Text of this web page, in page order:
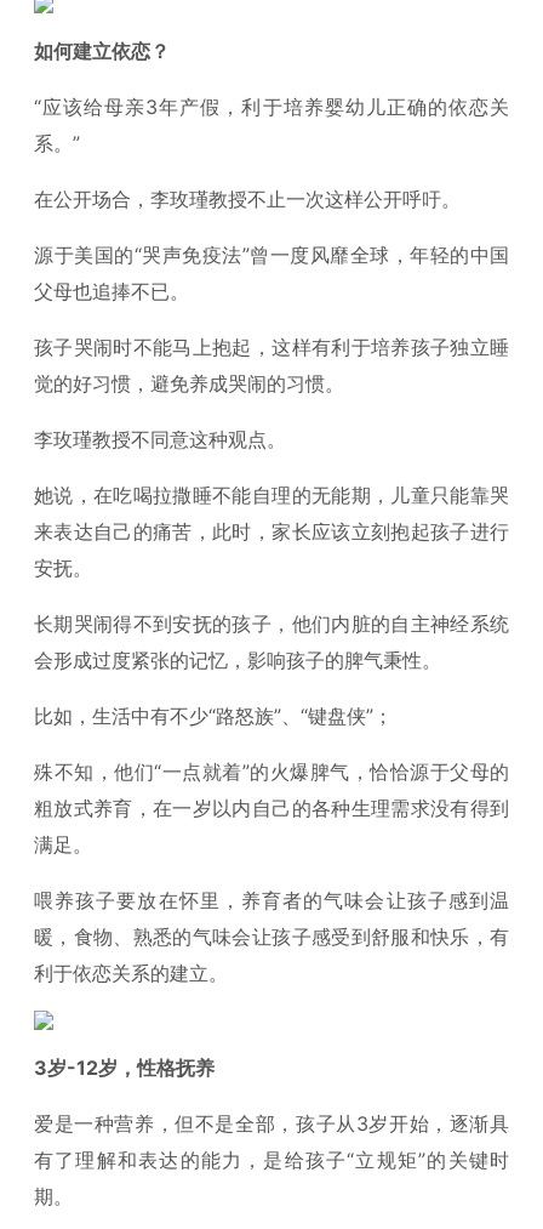
如何建立依恋？
“应该给母亲3年产假，利于培养婴幼儿正确的依恋关
系。”
在公开场合，李玫瑾教授不止一次这样公开呼吁。
源于美国的“哭声免疫法”曾一度风靡全球，年轻的中国
父母也追捧不已。
孩子哭闹时不能马上抱起，这样有利于培养孩子独立睡
觉的好习惯，避免养成哭闹的习惯。
李玫瑾教授不同意这种观点。
她说，在吃喝拉撒睡不能自理的无能期，儿童只能靠哭
来表达自己的痛苦，此时，家长应该立刻抱起孩子进行
安抚。
长期哭闹得不到安抚的孩子，他们内脏的自主神经系统
会形成过度紧张的记忆，影响孩子的脾气秉性。
比如，生活中有不少“路怒族”、“键盘侠”；
殊不知，他们“一点就着”的火爆脾气，恰恰源于父母的
粗放式养育，在一岁以内自己的各种生理需求没有得到
满足。
喂养孩子要放在怀里，养育者的气味会让孩子感到温
暖，食物、熟悉的气味会让孩子感受到舒服和快乐，有
利于依恋关系的建立。
3岁-12岁，性格抚养
爱是一种营养，但不是全部，孩子从3岁开始，逐渐具
有了理解和表达的能力，是给孩子“立规矩”的关键时
期。